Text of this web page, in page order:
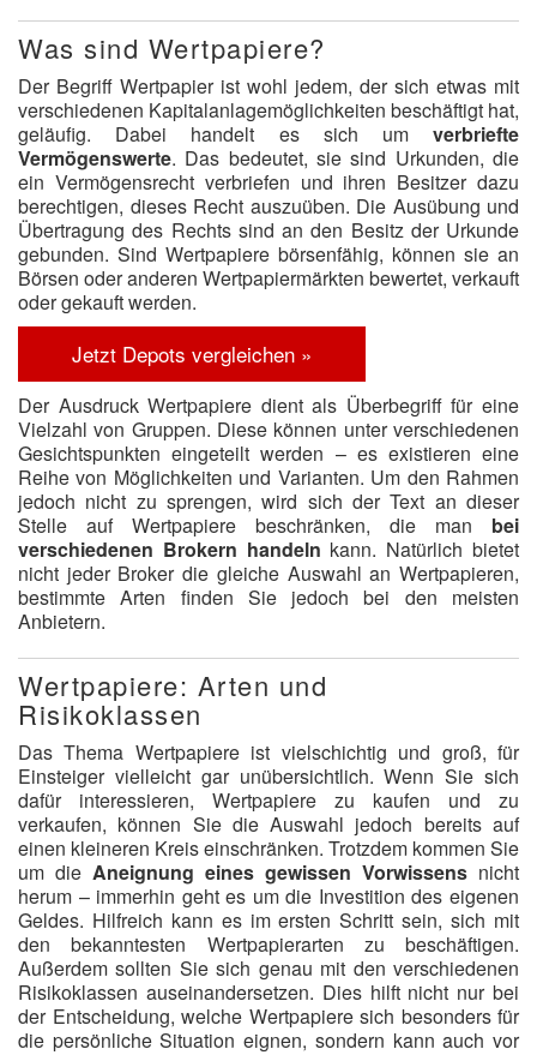
Was sind Wertpapiere?
Der Begriff Wertpapier ist wohl jedem, der sich etwas mit
verschiedenen Kapitalanlagemöglichkeiten beschäftigt hat,
geläufig. Dabei handelt es sich um verbriefte
Vermögenswerte. Das bedeutet, sie sind Urkunden, die
ein Vermögensrecht verbriefen und ihren Besitzer dazu
berechtigen, dieses Recht auszuüben. Die Ausübung und
Übertragung des Rechts sind an den Besitz der Urkunde
gebunden. Sind Wertpapiere börsenfähig, können sie an
Börsen oder anderen Wertpapiermärkten bewertet, verkauft
oder gekauft werden.
Jetzt Depots vergleichen »
Der Ausdruck Wertpapiere dient als Überbegriff für eine
Vielzahl von Gruppen. Diese können unter verschiedenen
Gesichtspunkten eingeteilt werden – es existieren eine
Reihe von Möglichkeiten und Varianten. Um den Rahmen
jedoch nicht zu sprengen, wird sich der Text an dieser
Stelle auf Wertpapiere beschränken, die man bei
verschiedenen Brokern handeln kann. Natürlich bietet
nicht jeder Broker die gleiche Auswahl an Wertpapieren,
bestimmte Arten finden Sie jedoch bei den meisten
Anbietern.
Wertpapiere: Arten und
Risikoklassen
Das Thema Wertpapiere ist vielschichtig und groß, für
Einsteiger vielleicht gar unübersichtlich. Wenn Sie sich
dafür interessieren, Wertpapiere zu kaufen und zu
verkaufen, können Sie die Auswahl jedoch bereits auf
einen kleineren Kreis einschränken. Trotzdem kommen Sie
um die Aneignung eines gewissen Vorwissens nicht
herum – immerhin geht es um die Investition des eigenen
Geldes. Hilfreich kann es im ersten Schritt sein, sich mit
den bekanntesten Wertpapierarten zu beschäftigen.
Außerdem sollten Sie sich genau mit den verschiedenen
Risikoklassen auseinandersetzen. Dies hilft nicht nur bei
der Entscheidung, welche Wertpapiere sich besonders für
die persönliche Situation eignen, sondern kann auch vor